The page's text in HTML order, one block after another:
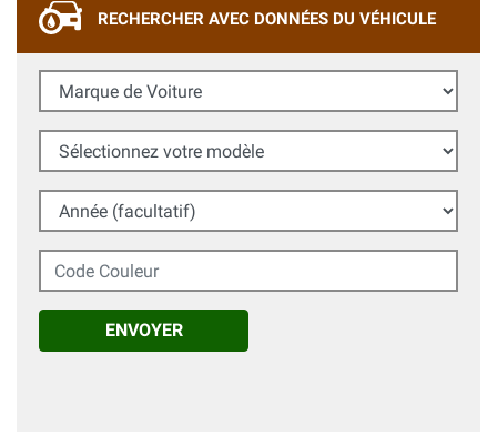
RECHERCHER AVEC DONNÉES DU VÉHICULE
Marque de Voiture
Sélectionnez votre modèle
Année (facultatif)
Code Couleur
ENVOYER